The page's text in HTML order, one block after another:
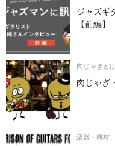
ジャズギ
【前編】
肉じゃぎとは
肉じゃぎ
楽器・機材